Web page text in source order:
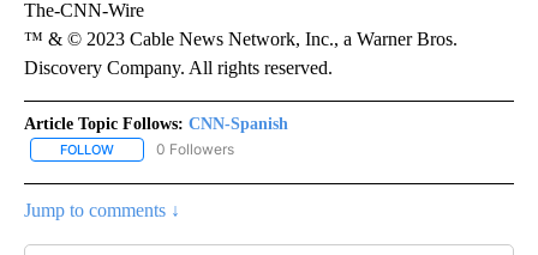
The-CNN-Wire
™ & © 2023 Cable News Network, Inc., a Warner Bros.
Discovery Company. All rights reserved.
Article Topic Follows: CNN-Spanish
FOLLOW FOLLOW "CNN-SPANISH" TO RECEIVE NOTIFICATIONS ABOUT
0 Followers
Jump to comments ↓